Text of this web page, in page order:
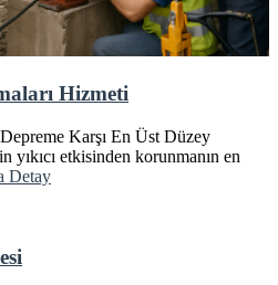
Hizmeti
Karşı En Üst Düzey
etkisinden korunmanın en
Detay